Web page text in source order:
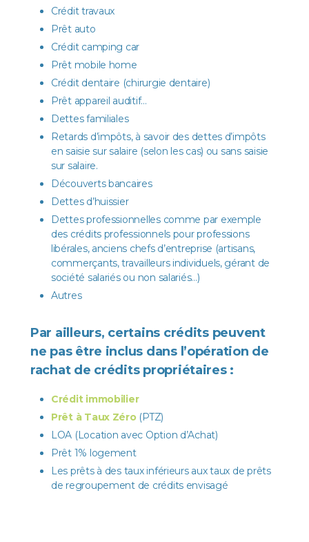
Crédit travaux
Prêt auto
Crédit camping car
Prêt mobile home
Crédit dentaire (chirurgie dentaire)
Prêt appareil auditif…
Dettes familiales
Retards d’impôts, à savoir des dettes d’impôts
en saisie sur salaire (selon les cas) ou sans saisie
sur salaire.
Découverts bancaires
Dettes d’huissier
Dettes professionnelles comme par exemple
des crédits professionnels pour professions
libérales, anciens chefs d’entreprise (artisans,
commerçants, travailleurs individuels, gérant de
société salariés ou non salariés…)
Autres
Par ailleurs, certains crédits peuvent
ne pas être inclus dans l’opération de
rachat de crédits propriétaires :
Crédit immobilier
Prêt à Taux Zéro(PTZ)
LOA (Location avec Option d’Achat)
Prêt 1% logement
Les prêts à des taux inférieurs aux taux de prêts
de regroupement de crédits envisagé